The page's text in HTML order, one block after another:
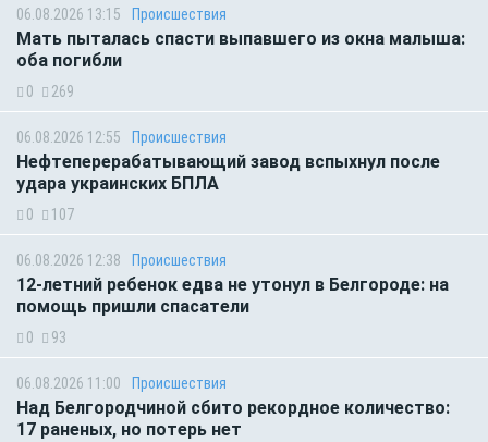
06.08.2026 13:15 Происшествия
Мать пыталась спасти выпавшего из окна малыша:
оба погибли
0 269
06.08.2026 12:55 Происшествия
Нефтеперерабатывающий завод вспыхнул после
удара украинских БПЛА
0 107
06.08.2026 12:38 Происшествия
12-летний ребенок едва не утонул в Белгороде: на
помощь пришли спасатели
0 93
06.08.2026 11:00 Происшествия
Над Белгородчиной сбито рекордное количество:
17 раненых, но потерь нет